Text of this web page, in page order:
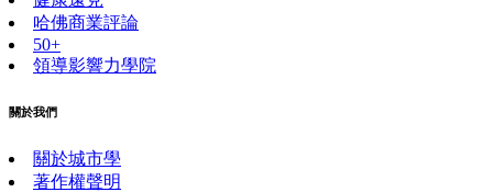
哈佛商業評論
50+
領導影響力學院
關於我們
關於城市學
著作權聲明